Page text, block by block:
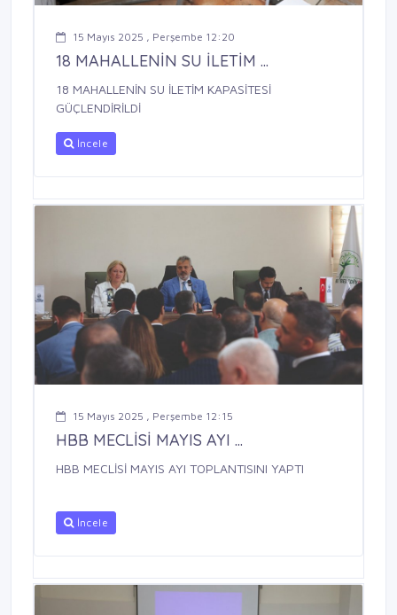
15 Mayıs 2025 , Perşembe 12:20
18 MAHALLENİN SU İLETİM ...
18 MAHALLENİN SU İLETİM KAPASİTESİ
GÜÇLENDİRİLDİ
İncele
15 Mayıs 2025 , Perşembe 12:15
HBB MECLİSİ MAYIS AYI ...
HBB MECLİSİ MAYIS AYI TOPLANTISINI YAPTI
İncele